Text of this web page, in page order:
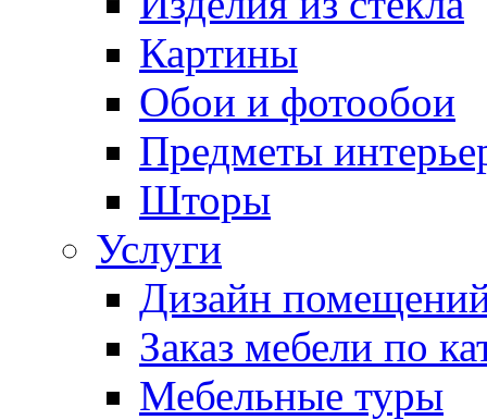
Картины
Обои и фотообои
Предметы
Шторы
Услуги
Дизайн
Заказ мебели по
Мебельные туры